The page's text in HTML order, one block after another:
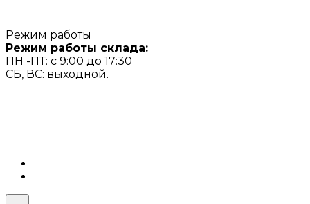
Режим работы
Режим работы склада:
ПН -ПТ: с 9:00 до 17:30
СБ, ВС: выходной.